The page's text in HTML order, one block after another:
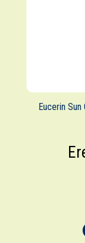
Eucerin